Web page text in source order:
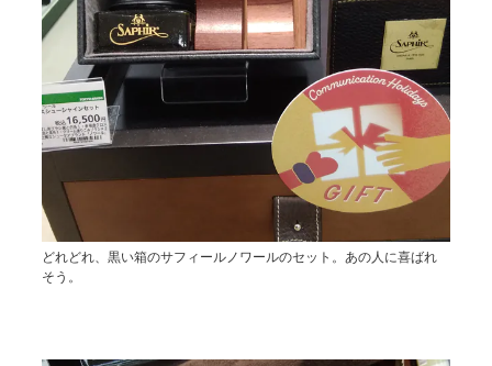
どれどれ、黒い箱のサフィールノワールのセット。あの人に喜ばれ
そう。